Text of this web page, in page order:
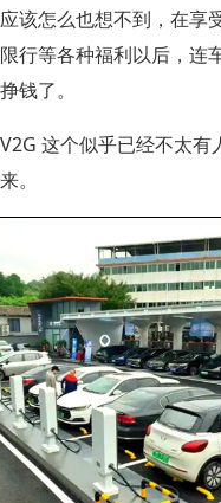
该怎么也想不到，在享
行等各种福利以后，连
钱了。
这个似乎已经不太有
。